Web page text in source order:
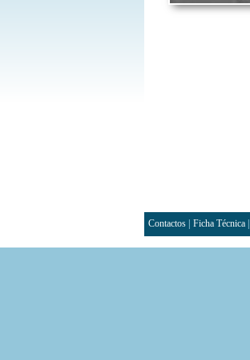
Contactos| Ficha Técnica|